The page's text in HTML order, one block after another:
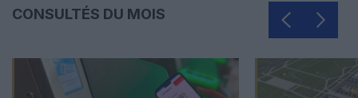
CONSULTÉS DU MOIS